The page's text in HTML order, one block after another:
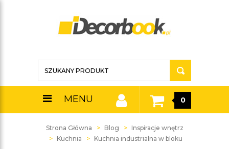
MENU 0
Strona Główna Blog
Inspiracje wnętrz
Kuchnia
Kuchnia industrialna w bloku